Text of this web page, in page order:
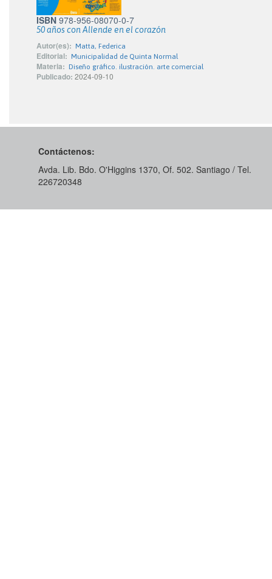
ISBN 978-956-08070-0-7
50 años con Allende en el corazón
Autor(es): Matta, Federica
Editorial: Municipalidad de Quinta Normal
Materia: Diseño gráfico. ilustración. arte comercial
Publicado: 2024-09-10
Contáctenos:
Avda. Lib. Bdo. O'Higgins 1370, Of. 502. Santiago / Tel.
226720348